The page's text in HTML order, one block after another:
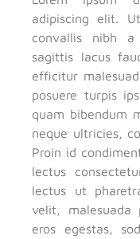
adipiscing elit.
convallis nibh a
sagittis lacus
efficitur
posuere turpis
quam bibendum
neque ultricies,
Proin id
lectus
lectus ut
velit,
eros egestas,